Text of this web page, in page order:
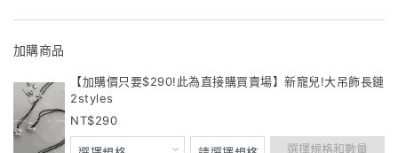
加購商品
【加購價只要$290!此為直接購買賣場】新寵兒!大吊飾長鏈
2styles
290
選擇規格和數量